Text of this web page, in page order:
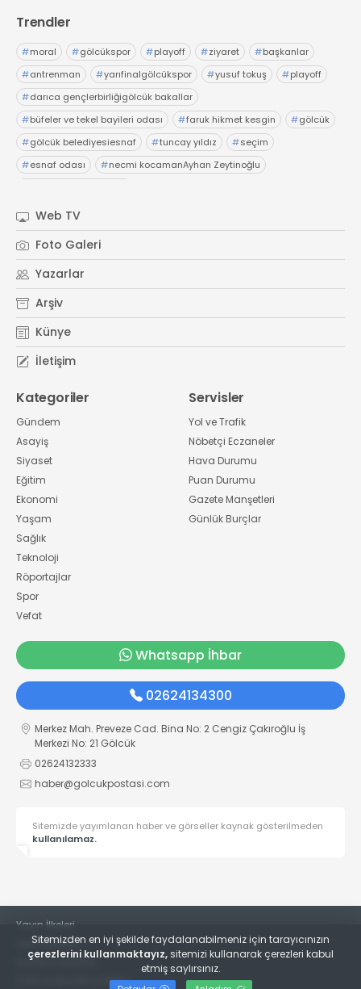
Trendler
#moral #gölcükspor #playoff #ziyaret #başkanlar
#antrenman #yarıfinalgölcükspor #yusuf tokuş #playoff
#darıca gençlerbirliğigölcük bakallar
#büfeler ve tekel bayileri odası #faruk hikmet kesgin #gölcük
#gölcük belediyesiesnaf #tuncay yıldız #seçim
#esnaf odası #necmi kocamanAyhan Zeytinoğlu
Web TV
Foto Galeri
Yazarlar
Arşiv
Künye
İletişim
Kategoriler
Gündem
Asayiş
Siyaset
Eğitim
Ekonomi
Yaşam
Sağlık
Teknoloji
Röportajlar
Spor
Vefat
Servisler
Yol ve Trafik
Nöbetçi Eczaneler
Hava Durumu
Puan Durumu
Gazete Manşetleri
Günlük Burçlar
Whatsapp İhbar
02624134300
Merkez Mah. Preveze Cad. Bina No: 2 Cengiz Çakıroğlu İş
Merkezi No: 21 Gölcük
02624132333
haber@golcukpostasi.com
Sitemizde yayımlanan haber ve görseller kaynak gösterilmeden
kullanılamaz.
Yayın İlkeleri
Veri Politikası
Kullanım Şartları
KVKK Aydınlatma Metni
Sitemizden en iyi şekilde faydalanabilmeniz için tarayıcınızın
çerezlerini kullanmaktayız, sitemizi kullanarak çerezleri kabul
etmiş saylırsınız.